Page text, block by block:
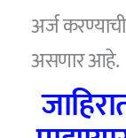
अर्ज
असणार आहे.